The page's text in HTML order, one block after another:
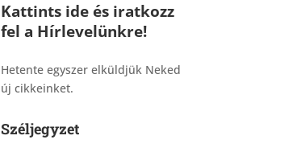
Kattints ide és iratkozz
fel a Hírlevelünkre!
Hetente egyszer elküldjük Neked
új cikkeinket.
Széljegyzet